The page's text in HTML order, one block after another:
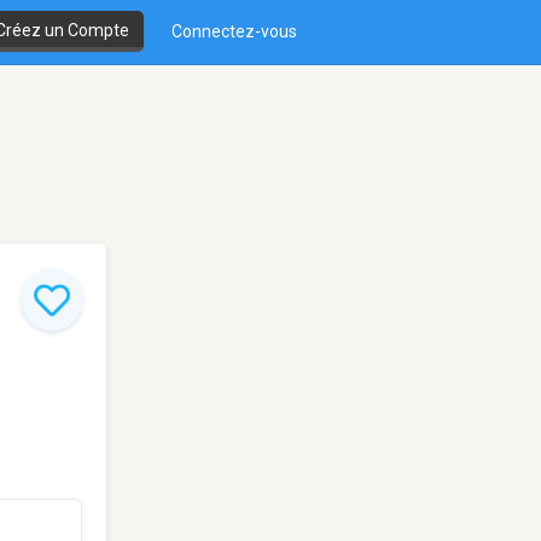
un Compte Connectez-vous